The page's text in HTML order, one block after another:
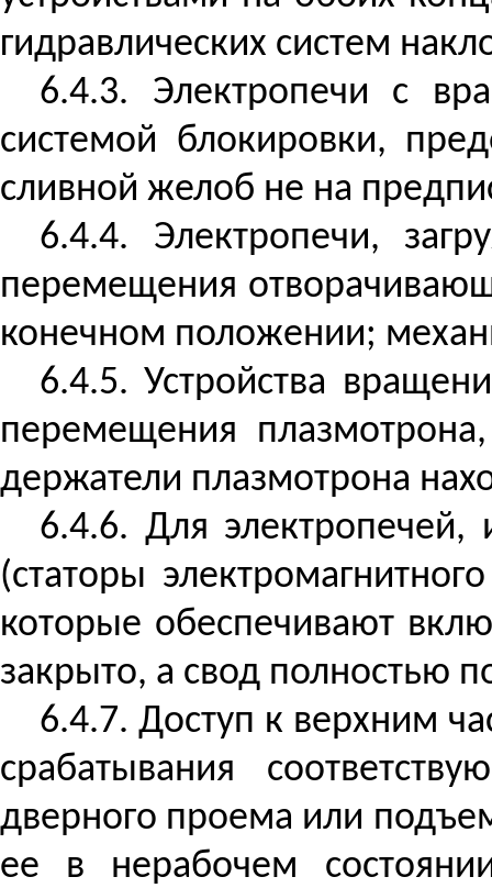
гидравлических систем
6.4.3. Электропечи с
системой блокировки,
сливной желоб не на
6.4.4. Электропечи,
перемещения
конечном положении;
6.4.5. Устройства
перемещения
держатели плазмотрона
6.4.6. Для электропечей,
(статоры
которые обеспечивают
закрыто, а свод полностью
6.4.7. Доступ к верхним
срабатывания
дверного проема или
ее в нерабочем